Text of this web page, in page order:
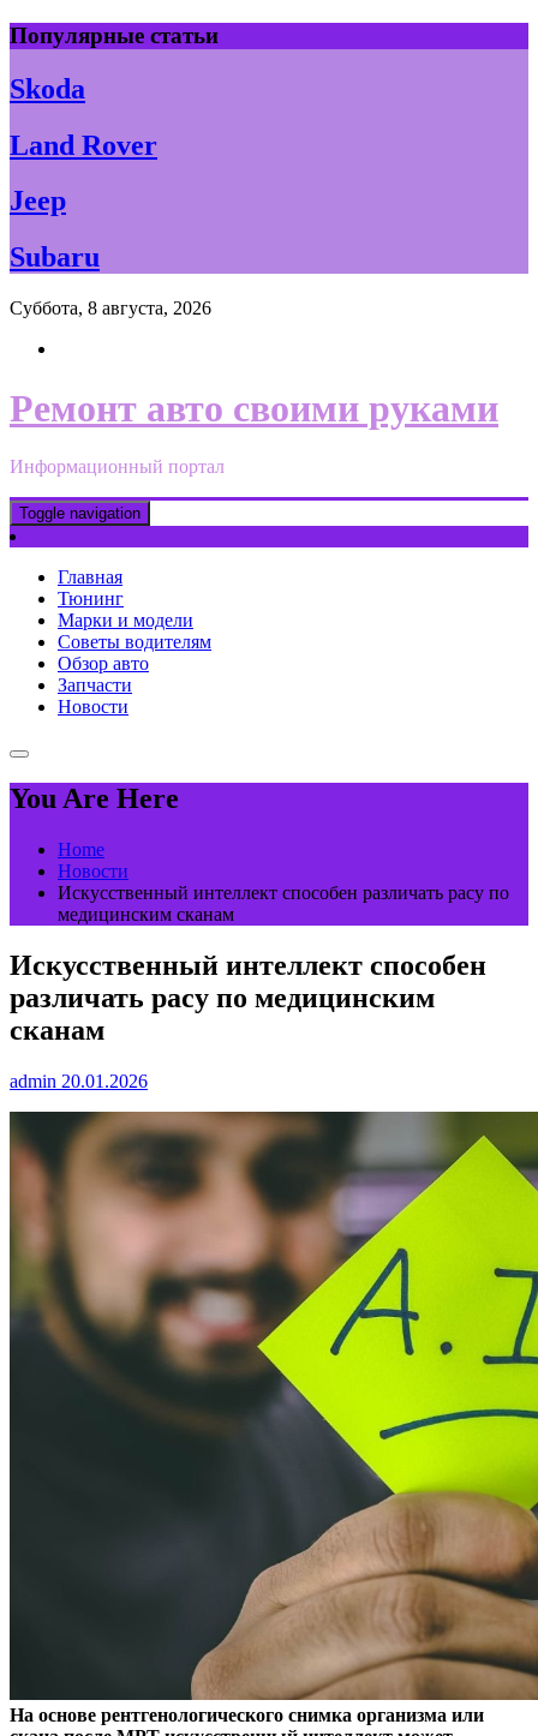
Skip
to
content
Популярные статьи
Skoda
Land Rover
Jeep
Subaru
Суббота, 8 августа, 2026
Ремонт авто своими руками
Информационный портал
Toggle navigation
Главная
Тюнинг
Марки и модели
Советы водителям
Обзор авто
Запчасти
Новости
You Are Here
Home
Новости
Искусственный интеллект способен различать расу по
медицинским сканам
Искусственный интеллект способен
различать расу по медицинским
сканам
admin 20.01.2026
На основе рентгенологического снимка организма или